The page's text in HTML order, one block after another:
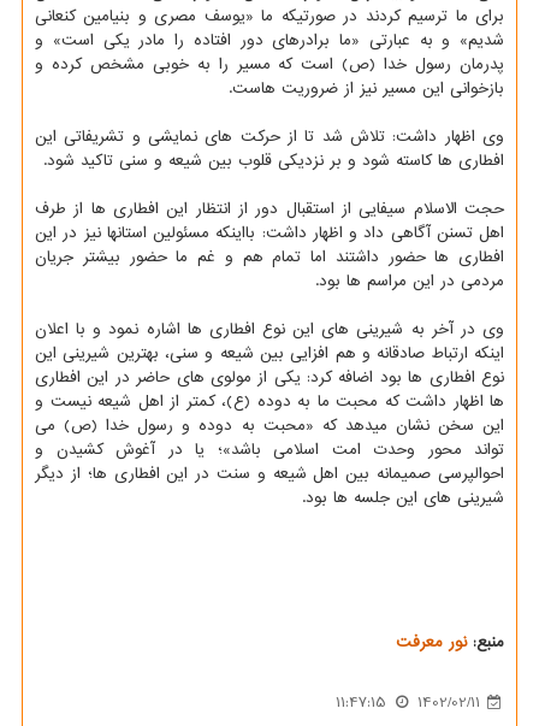
برای ما ترسیم کردند در صورتیکه ما «یوسف مصری و بنیامین کنعانی
شدیم» و به عبارتی «ما برادرهای دور افتاده را مادر یکی است» و
پدرمان رسول خدا (ص) است که مسیر را به خوبی مشخص کرده و
بازخوانی این مسیر نیز از ضروریت هاست.
وی اظهار داشت: تلاش شد تا از حرکت های نمایشی و تشریفاتی این
افطاری ها کاسته شود و بر نزدیکی قلوب بین شیعه و سنی تاکید شود.
حجت الاسلام سیفایی از استقبال دور از انتظار این افطاری ها از طرف
اهل تسنن آگاهی داد و اظهار داشت: بااینکه مسئولین استانها نیز در این
افطاری ها حضور داشتند اما تمام هم و غم ما حضور بیشتر جریان
مردمی در این مراسم ها بود.
وی در آخر به شیرینی های این نوع افطاری ها اشاره نمود و با اعلان
اینکه ارتباط صادقانه و هم افزایی بین شیعه و سنی، بهترین شیرینی این
نوع افطاری ها بود اضافه کرد: یکی از مولوی های حاضر در این افطاری
ها اظهار داشت که محبت ما به دوده (ع)، کمتر از اهل شیعه نیست و
این سخن نشان میدهد که «محبت به دوده و رسول خدا (ص) می
تواند محور وحدت امت اسلامی باشد»؛ یا در آغوش کشیدن و
احوالپرسی صمیمانه بین اهل شیعه و سنت در این افطاری ها؛ از دیگر
شیرینی های این جلسه ها بود.
منبع:نور معرفت
1402/02/11
11:47:15